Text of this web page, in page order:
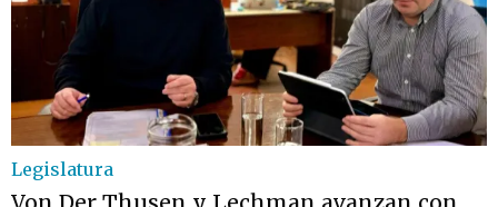
Legislatura